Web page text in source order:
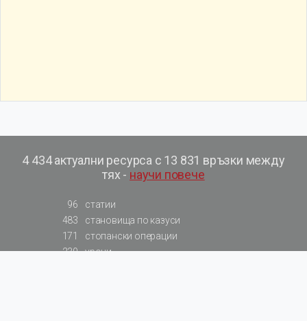
4 434 актуални ресурса с 13 831 връзки между
тях - научи повече
96
статии
483
становища по казуси
171
стопански операции
230
уроци